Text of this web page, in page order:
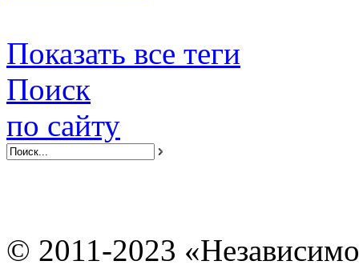
Показать все теги
Поиск
по сайту
© 2011-2023